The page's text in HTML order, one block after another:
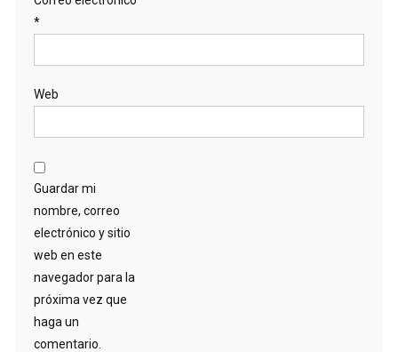
*
Web
Guardar mi
nombre, correo
electrónico y sitio
web en este
navegador para la
próxima vez que
haga un
comentario.